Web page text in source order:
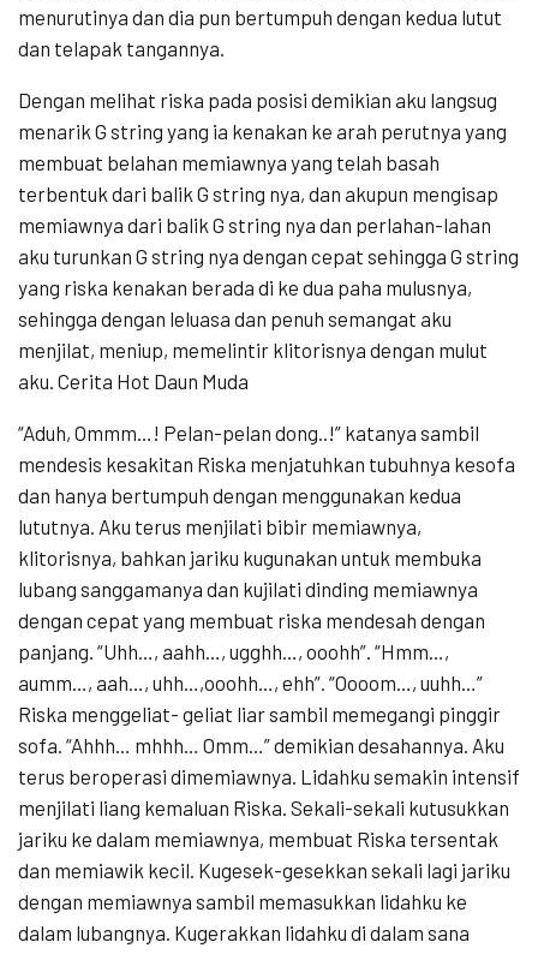
menurutinya dan dia pun bertumpuh dengan kedua lutut
dan telapak tangannya.
Dengan melihat riska pada posisi demikian aku langsug
menarik G string yang ia kenakan ke arah perutnya yang
membuat belahan memiawnya yang telah basah
terbentuk dari balik G string nya, dan akupun mengisap
memiawnya dari balik G string nya dan perlahan-lahan
aku turunkan G string nya dengan cepat sehingga G string
yang riska kenakan berada di ke dua paha mulusnya,
sehingga dengan leluasa dan penuh semangat aku
menjilat, meniup, memelintir klitorisnya dengan mulut
aku. Cerita Hot Daun Muda
“Aduh, Ommm…! Pelan-pelan dong..!” katanya sambil
mendesis kesakitan Riska menjatuhkan tubuhnya kesofa
dan hanya bertumpuh dengan menggunakan kedua
lututnya. Aku terus menjilati bibir memiawnya,
klitorisnya, bahkan jariku kugunakan untuk membuka
lubang sanggamanya dan kujilati dinding memiawnya
dengan cepat yang membuat riska mendesah dengan
panjang. “Uhh…, aahh…, ugghh…, ooohh”. “Hmm…,
aumm…, aah…, uhh…,ooohh…, ehh”. “Oooom…, uuhh…”
Riska menggeliat- geliat liar sambil memegangi pinggir
sofa. “Ahhh… mhhh… Omm…” demikian desahannya. Aku
terus beroperasi dimemiawnya. Lidahku semakin intensif
menjilati liang kemaluan Riska. Sekali-sekali kutusukkan
jariku ke dalam memiawnya, membuat Riska tersentak
dan memiawik kecil. Kugesek-gesekkan sekali lagi jariku
dengan memiawnya sambil memasukkan lidahku ke
dalam lubangnya. Kugerakkan lidahku di dalam sana